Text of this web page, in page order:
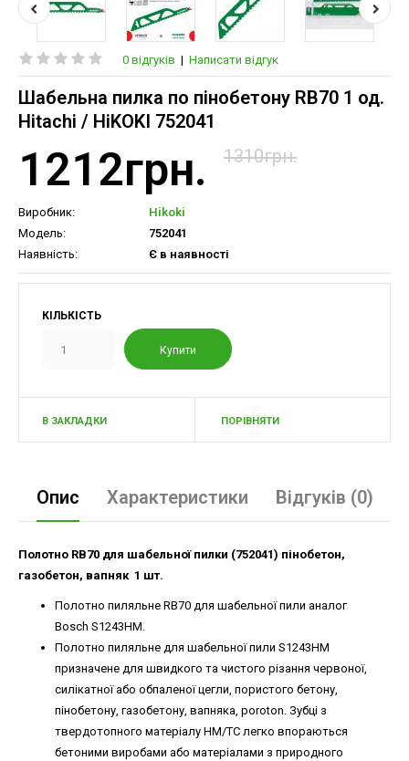
0 відгуків | Написати відгук
Шабельна пилка по пінобетону RB70 1 од.
Hitachi / HiKOKI 752041
1212грн. 1310грн.
Виробник:
Hikoki
Модель:
752041
Наявність:
Є в наявності
КІЛЬКІСТЬ
В ЗАКЛАДКИ ПОРІВНЯТИ
Опис Характеристики Відгуків (0)
Полотно RB70 для шабельної пилки (752041) пінобетон,
газобетон, вапняк 1 шт.
Полотно пиляльне RB70 для шабельної пили аналог
Bosch S1243HM.
Полотно пиляльне для шабельної пили S1243HM
призначене для швидкого та чистого різання червоної,
силікатної або обпаленої цегли, пористого бетону,
пінобетону, газобетону, вапняка, poroton. Зубці з
твердотопного матеріалу HM/TC легко впораються
бетоними виробами або матеріалами з природного